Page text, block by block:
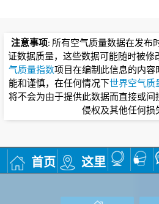
注意事项: 所有空气质量数据在发布
证数据质量，这些数据可能随时被修
气质量指数项目在编制此信息的内
能和谨慎，在任何情况下世界空气质
将不会为由于提供此数据而直接或间
侵权及其他任何损
首页 这里